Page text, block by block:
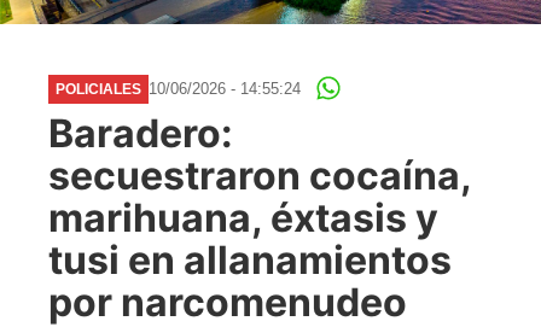
POLICIALES 10/06/2026 - 14:55:24
Baradero:
secuestraron cocaína,
marihuana, éxtasis y
tusi en allanamientos
por narcomenudeo